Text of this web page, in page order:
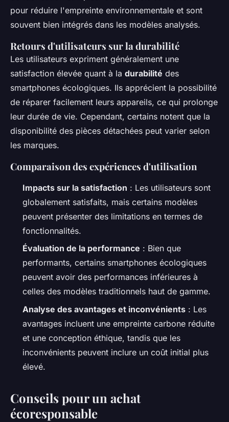
pour réduire l'empreinte environnementale et sont
souvent bien intégrés dans les modèles analysés.
Retours d'utilisateurs sur la durabilité
Les utilisateurs expriment généralement une
satisfaction élevée quant à la durabilité des
smartphones écologiques. Ils apprécient la possibilité
de réparer facilement leurs appareils, ce qui prolonge
leur durée de vie. Cependant, certains notent que la
disponibilité des pièces détachées peut varier selon
les marques.
Comparaison des expériences d'utilisation
Impacts sur la satisfaction : Les utilisateurs sont
globalement satisfaits, mais certains modèles
peuvent présenter des limitations en termes de
fonctionnalités.
Évaluation de la performance : Bien que
performants, certains smartphones écologiques
peuvent avoir des performances inférieures à
celles des modèles traditionnels haut de gamme.
Analyse des avantages et inconvénients : Les
avantages incluent une empreinte carbone réduite
et une conception éthique, tandis que les
inconvénients peuvent inclure un coût initial plus
élevé.
Conseils pour un achat
écoresponsable